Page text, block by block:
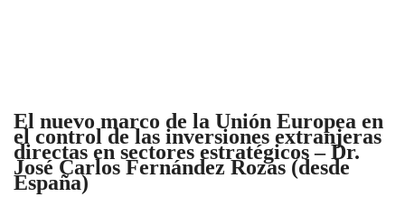
El nuevo marco de la Unión Europea en
el control de las inversiones extranjeras
directas en sectores estratégicos – Dr.
José Carlos Fernández Rozas (desde
España)